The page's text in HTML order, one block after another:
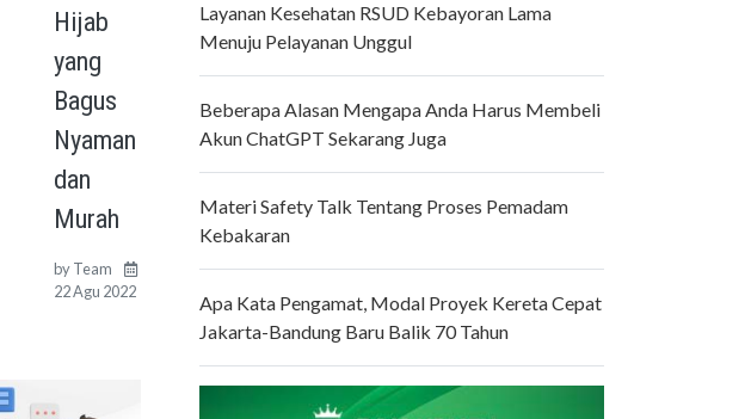
Hijab
yang
Bagus
Nyaman
dan
Murah
byTeam
22 Agu 2022
Layanan Kesehatan RSUD Kebayoran Lama
Menuju Pelayanan Unggul
Beberapa Alasan Mengapa Anda Harus Membeli
Akun ChatGPT Sekarang Juga
Materi Safety Talk Tentang Proses Pemadam
Kebakaran
Apa Kata Pengamat, Modal Proyek Kereta Cepat
Jakarta-Bandung Baru Balik 70 Tahun